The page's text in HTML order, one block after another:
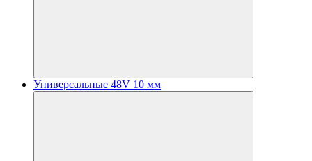
Универсальные 48V 10 мм